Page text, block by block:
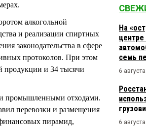
алкогольной
и реализации спиртных
законодательства в сфере
протоколов. При этом
продукции и 34 тысячи
промышленными отходами.
перевозки и размещения
пирамид,
На
семь
6
6